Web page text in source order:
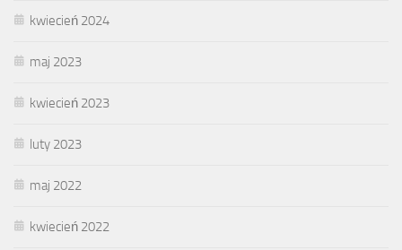
kwiecień 2024
maj 2023
kwiecień 2023
luty 2023
maj 2022
kwiecień 2022